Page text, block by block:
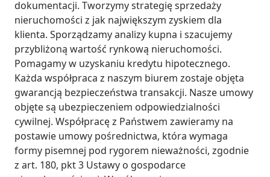
dokumentacji. Tworzymy strategię sprzedaży
nieruchomości z jak największym zyskiem dla
klienta. Sporządzamy analizy kupna i szacujemy
przybliżoną wartość rynkową nieruchomości.
Pomagamy w uzyskaniu kredytu hipotecznego.
Każda współpraca z naszym biurem zostaje objęta
gwarancją bezpieczeństwa transakcji. Nasze umowy
objęte są ubezpieczeniem odpowiedzialności
cywilnej. Współpracę z Państwem zawieramy na
postawie umowy pośrednictwa, która wymaga
formy pisemnej pod rygorem nieważności, zgodnie
z art. 180, pkt 3 Ustawy o gospodarce